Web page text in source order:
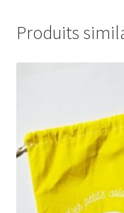
Produits